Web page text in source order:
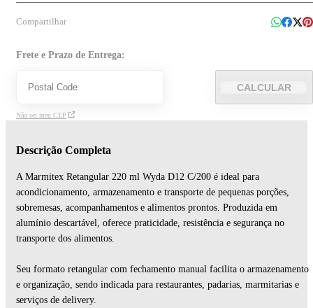
Compartilhar
Frete e Prazo de Entrega:
CALCULAR
Não sei meu CEP
Descrição Completa
A Marmitex Retangular 220 ml Wyda D12 C/200 é ideal para
acondicionamento, armazenamento e transporte de pequenas porções,
sobremesas, acompanhamentos e alimentos prontos. Produzida em
alumínio descartável, oferece praticidade, resistência e segurança no
transporte dos alimentos.
Seu formato retangular com fechamento manual facilita o armazenamento
e organização, sendo indicada para restaurantes, padarias, marmitarias e
serviços de delivery.